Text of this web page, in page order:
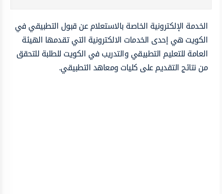
الخدمة الإلكترونية الخاصة بالاستعلام عن قبول التطبيقي في
الكويت هي إحدى الخدمات الالكترونية التي تقدمها الهيئة
العامة للتعليم التطبيقي والتدريب في الكويت للطلبة للتحقق
من نتائج التقديم على كليات ومعاهد التطبيقي.